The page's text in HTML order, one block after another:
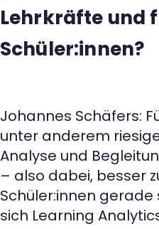
Lehrkräfte und
Schüler:innen?
Johannes Schäfers:
unter anderem
Analyse und
– also dabei, besser
Schüler:innen
sich Learning